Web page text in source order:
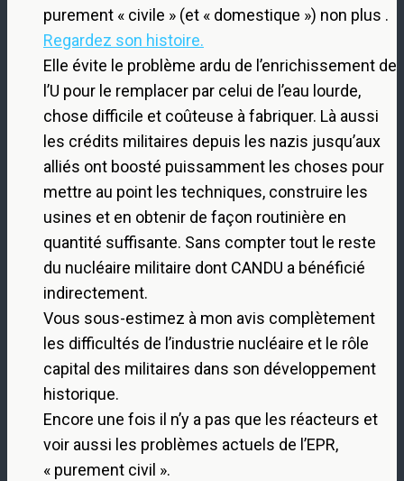
purement « civile » (et « domestique ») non plus .
Regardez son histoire.
Elle évite le problème ardu de l’enrichissement de
l’U pour le remplacer par celui de l’eau lourde,
chose difficile et coûteuse à fabriquer. Là aussi
les crédits militaires depuis les nazis jusqu’aux
alliés ont boosté puissamment les choses pour
mettre au point les techniques, construire les
usines et en obtenir de façon routinière en
quantité suffisante. Sans compter tout le reste
du nucléaire militaire dont CANDU a bénéficié
indirectement.
Vous sous-estimez à mon avis complètement
les difficultés de l’industrie nucléaire et le rôle
capital des militaires dans son développement
historique.
Encore une fois il n’y a pas que les réacteurs et
voir aussi les problèmes actuels de l’EPR,
« purement civil ».